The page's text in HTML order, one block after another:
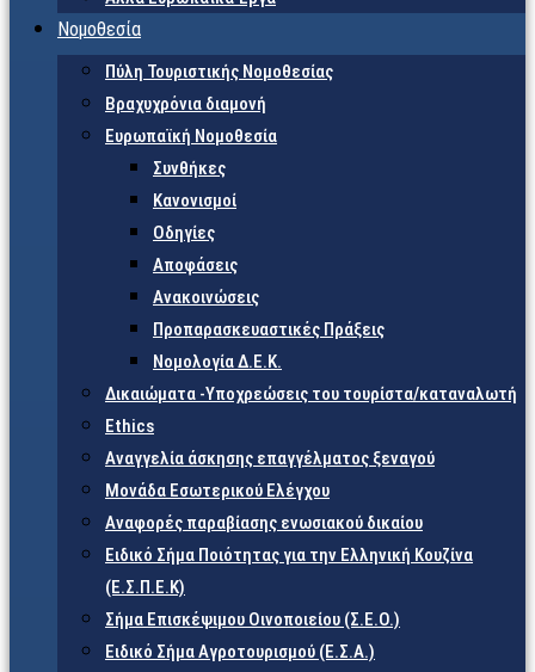
Νομοθεσία
Πύλη Τουριστικής Νομοθεσίας
Βραχυχρόνια διαμονή
Ευρωπαϊκή Νομοθεσία
Συνθήκες
Κανονισμοί
Οδηγίες
Αποφάσεις
Ανακοινώσεις
Προπαρασκευαστικές Πράξεις
Νομολογία Δ.Ε.Κ.
Δικαιώματα -Υποχρεώσεις του τουρίστα/καταναλωτή
Ethics
Αναγγελία άσκησης επαγγέλματος ξεναγού
Μονάδα Εσωτερικού Ελέγχου
Αναφορές παραβίασης ενωσιακού δικαίου
Ειδικό Σήμα Ποιότητας για την Ελληνική Κουζίνα
(Ε.Σ.Π.Ε.Κ)
Σήμα Επισκέψιμου Οινοποιείου (Σ.Ε.Ο.)
Ειδικό Σήμα Αγροτουρισμού (Ε.Σ.Α.)